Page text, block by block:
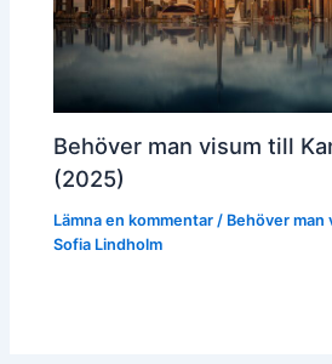
Behöver man visum till
(2025)
Lämna en kommentar / Behöver man
Sofia Lindholm